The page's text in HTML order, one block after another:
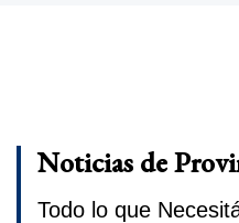
Noticias de
Todo lo que